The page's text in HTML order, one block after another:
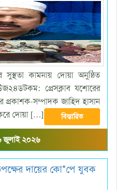
সুস্থতা কামনায় দোয়া অনুষ্ঠিত
প্রেসক্লাব যশোরের
সম্পাদক জাহিদ হাসান
দোয়া […]
বিস্তারিত
জুলাই ২০২৬
দায়ের কো*পে যুবক